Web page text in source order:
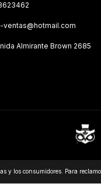
ventas@hotmail.com
Almirante Brown 2685
y los consumidores. Para